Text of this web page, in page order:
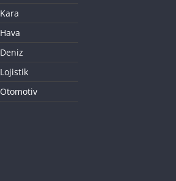
Kara
Hava
Deniz
Lojistik
Otomotiv